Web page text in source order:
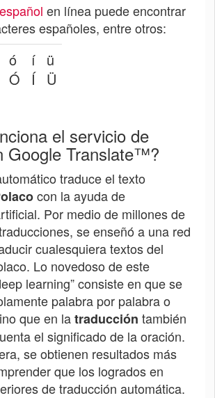
en línea puede encontrar
españoles, entre otros:
ó
Ó
í
Í
ü
Ü
el servicio de
Google Translate™?
traduce el texto
con la ayuda de
Por medio de millones de
se enseñó a una red
cualesquiera textos del
. Lo novedoso de este
learning” consiste en que se
palabra por palabra o
que en latraducción también
el significado de la oración.
se obtienen resultados más
que los logrados en
de traducción automática.